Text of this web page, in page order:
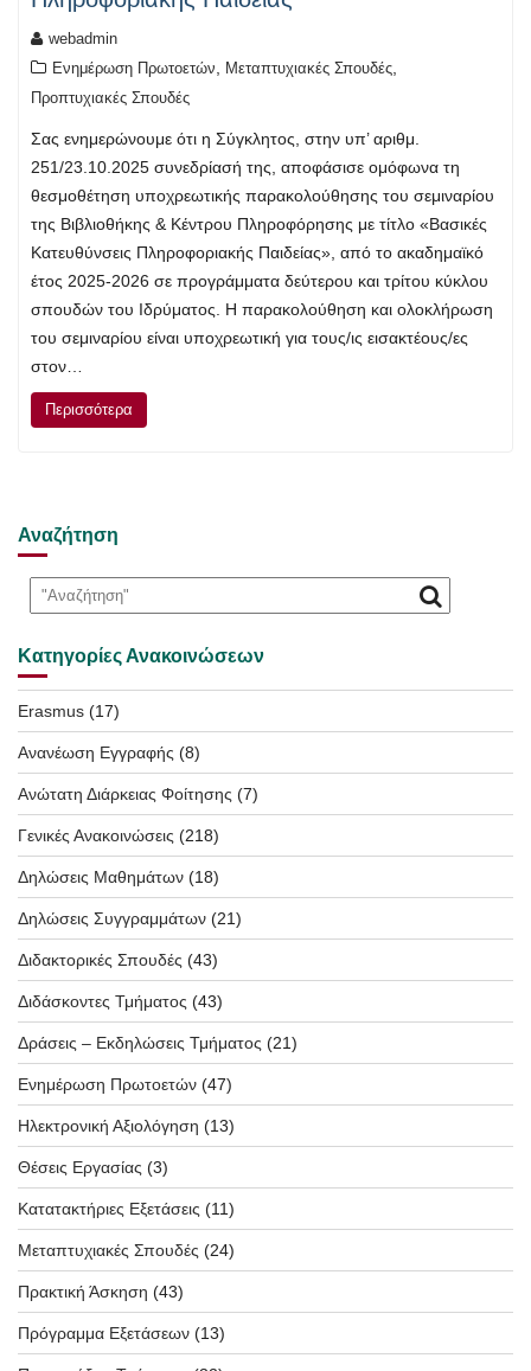
webadmin
Ενημέρωση Πρωτοετών
Μεταπτυχιακές Σπουδές
Προπτυχιακές Σπουδές
Σας ενημερώνουμε ότι η Σύγκλητος, στην υπ’ αριθμ.
251/23.10.2025 συνεδρίασή της, αποφάσισε ομόφωνα τη
θεσμοθέτηση υποχρεωτικής παρακολούθησης του σεμιναρίου
της Βιβλιοθήκης & Κέντρου Πληροφόρησης με τίτλο «Βασικές
Κατευθύνσεις Πληροφοριακής Παιδείας», από το ακαδημαϊκό
έτος 2025-2026 σε προγράμματα δεύτερου και τρίτου κύκλου
σπουδών του Ιδρύματος. Η παρακολούθηση και ολοκλήρωση
του σεμιναρίου είναι υποχρεωτική για τους/ις εισακτέους/ες
στον…
Περισσότερα
Αναζήτηση
Κατηγορίες Ανακοινώσεων
Erasmus (17)
Ανανέωση Εγγραφής (8)
Ανώτατη Διάρκειας Φοίτησης (7)
Γενικές Ανακοινώσεις (218)
Δηλώσεις Μαθημάτων (18)
Δηλώσεις Συγγραμμάτων (21)
Διδακτορικές Σπουδές (43)
Διδάσκοντες Τμήματος (43)
Δράσεις – Εκδηλώσεις Τμήματος (21)
Ενημέρωση Πρωτοετών (47)
Ηλεκτρονική Αξιολόγηση (13)
Θέσεις Εργασίας (3)
Κατατακτήριες Εξετάσεις (11)
Μεταπτυχιακές Σπουδές (24)
Πρακτική Άσκηση (43)
Πρόγραμμα Εξετάσεων (13)